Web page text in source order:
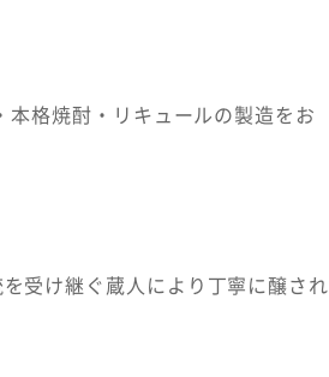
格焼酎・リキュールの製造をお
受け継ぐ蔵人により丁寧に醸され